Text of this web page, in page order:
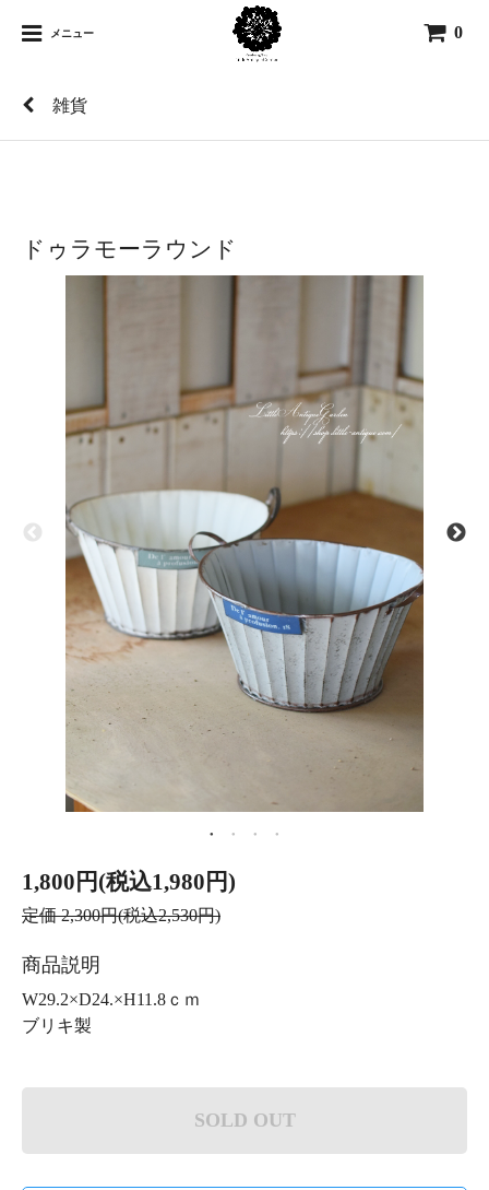
メニュー 0
雑貨
ドゥラモーラウンド
1,800円(税込1,980円)
定価 2,300円(税込2,530円)
商品説明
W29.2×D24.×H11.8ｃｍ
ブリキ製
SOLD OUT